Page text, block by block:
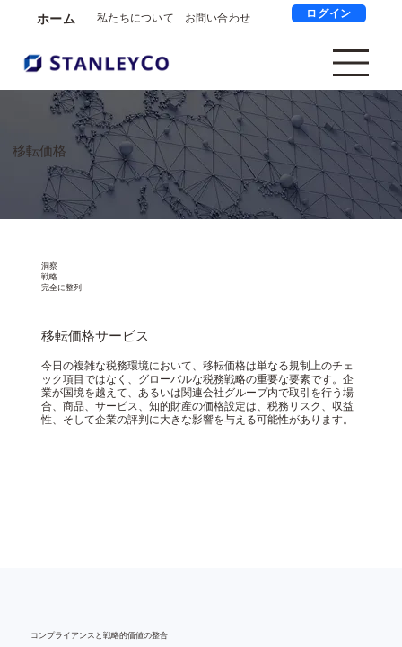
ホーム 私たちについて お問い合わせ ログイン
移転価格
洞察
戦略
完全に整列
移転価格サービス
今日の複雑な税務環境において、移転価格は単なる規制上のチェ
ック項目ではなく、グローバルな税務戦略の重要な要素です。企
業が国境を越えて、あるいは関連会社グループ内で取引を行う場
合、商品、サービス、知的財産の価格設定は、税務リスク、収益
性、そして企業の評判に大きな影響を与える可能性があります。
コンプライアンスと戦略的価値の整合